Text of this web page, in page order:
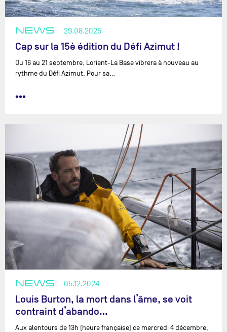
NEWS 29.08.2025
Cap sur la 15è édition du Défi Azimut !
Du 16 au 21 septembre, Lorient-La Base vibrera à nouveau au
rythme du Défi Azimut. Pour sa…
•••
NEWS 05.12.2024
Louis Burton, la mort dans l’âme, se voit
contraint d’abando…
Aux alentours de 13h (heure française) ce mercredi 4 décembre,